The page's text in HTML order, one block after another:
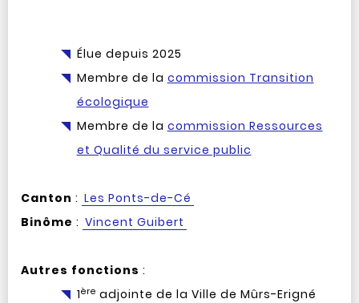
Élue depuis 2025
Membre de la commission Transition
écologique
Membre de la commission Ressources
et Qualité du service public
Canton : Les Ponts-de-Cé
Binôme : Vincent Guibert
Autres fonctions :
1ère adjointe de la Ville de Mûrs-Erigné